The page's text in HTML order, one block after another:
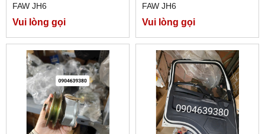
FAW JH6
Vui lòng gọi
FAW JH6
Vui lòng gọi